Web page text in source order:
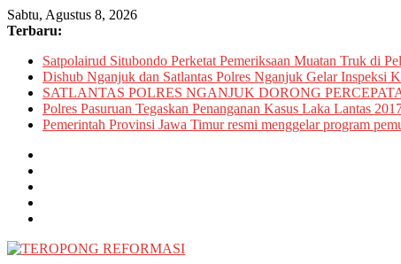
Skip
to
Sabtu, Agustus 8, 2026
Terbaru:
Satpolairud Situbondo Perketat Pemeriksaan Muatan Truk di
Dishub Nganjuk dan Satlantas Polres Nganjuk Gelar Inspeksi
SATLANTAS POLRES NGANJUK DORONG
Polres Pasuruan Tegaskan Penanganan Kasus Laka Lantas
Pemerintah Provinsi Jawa Timur resmi menggelar program